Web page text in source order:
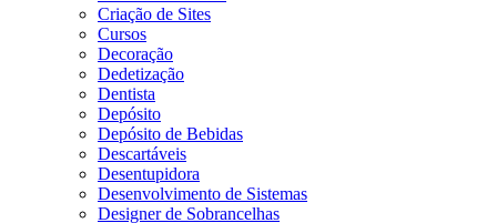
Criação de Sites
Cursos
Decoração
Dedetização
Dentista
Depósito
Depósito de Bebidas
Descartáveis
Desentupidora
Desenvolvimento de Sistemas
Designer de Sobrancelhas